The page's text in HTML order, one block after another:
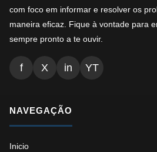
com foco em informar e resolver os
maneira eficaz. Fique à vontade para
sempre pronto a te ouvir.
f X in YT
NAVEGAÇÃO
Inicio